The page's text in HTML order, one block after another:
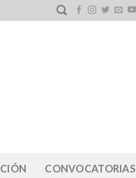
CONVOCATORIAS